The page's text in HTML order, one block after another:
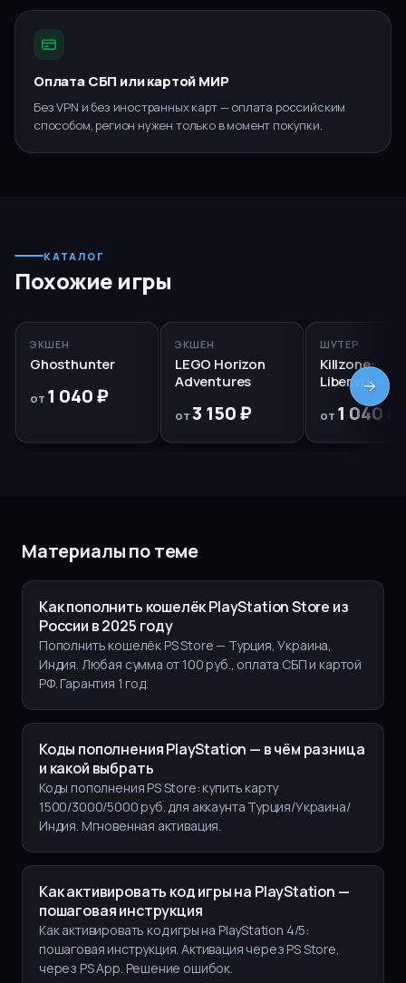
Оплата СБП или картой МИР
Без VPN и без иностранных карт — оплата российским
способом, регион нужен только в момент покупки.
КАТАЛОГ
Похожие игры
ЭКШЕН
Ghosthunter
от 1 040 ₽
ЭКШЕН
LEGO Horizon
Adventures
от3 150 ₽
ШУТЕР
Killzone:
Liberation
от 1 040 ₽
Материалы по теме
Как пополнить кошелёк PlayStation Store из
России в 2025 году
Пополнить кошелёк PS Store — Турция, Украина,
Индия. Любая сумма от 100 руб., оплата СБП и картой
РФ. Гарантия 1 год.
Коды пополнения PlayStation — в чём разница
и какой выбрать
Коды пополнения PS Store: купить карту
1500/3000/5000 руб. для аккаунта Турция/Украина/
Индия. Мгновенная активация.
Как активировать код игры на PlayStation —
пошаговая инструкция
Как активировать код игры на PlayStation 4/5:
пошаговая инструкция. Активация через PS Store,
через PS App. Решение ошибок.